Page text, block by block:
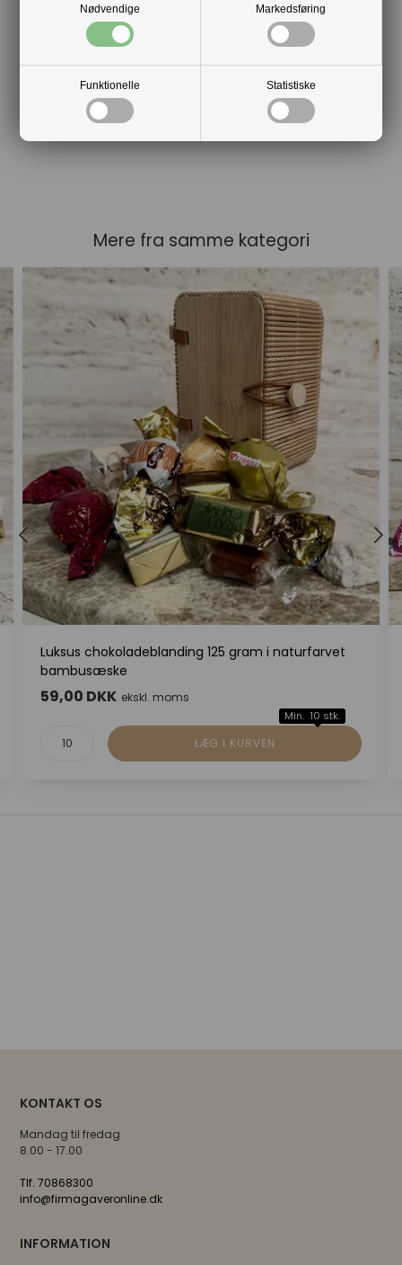
Nødvendige Markedsføring
Funktionelle Statistiske
Mere fra samme kategori
Luksus chokoladeblanding 125 gram i naturfarvet
bambusæske
59,00 DKK ekskl. moms
Min. 10 stk.
KONTAKT OS
Mandag til fredag
8.00 - 17.00
Tlf. 70868300
info@firmagaveronline.dk
INFORMATION